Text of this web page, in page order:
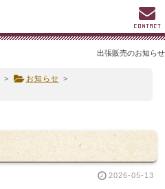
出張販売のお知らせ
> お知らせ >
2026-05-13
CONTACT